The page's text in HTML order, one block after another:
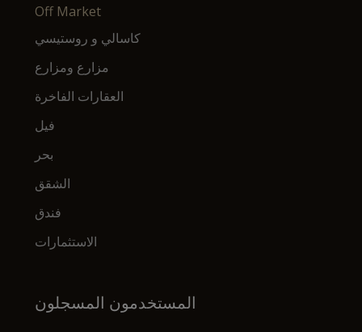
Off Market
كاسالي و روستيسي
مزارع ومزارع
العقارات الفاخرة
فيل
بحر
الشقق
فندق
الاستثمارات
المستخدمون المسجلون